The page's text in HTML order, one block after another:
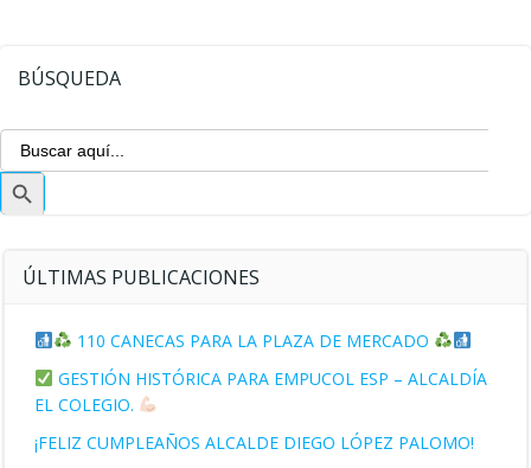
BÚSQUEDA
Buscar:
Botón
de
búsqueda
ÚLTIMAS PUBLICACIONES
110 CANECAS PARA LA PLAZA DE MERCADO
GESTIÓN HISTÓRICA PARA EMPUCOL ESP – ALCALDÍA
EL COLEGIO.
¡FELIZ CUMPLEAÑOS ALCALDE DIEGO LÓPEZ PALOMO!